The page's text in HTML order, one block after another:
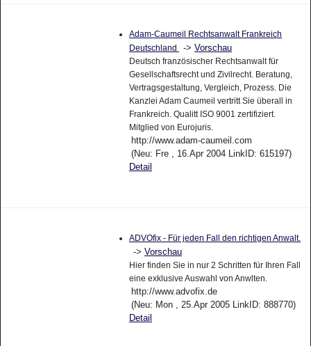
Adam-Caumeil Rechtsanwalt Frankreich
Deutschland
-> Vorschau
Deutsch französischer Rechtsanwalt für
Gesellschaftsrecht und Zivilrecht. Beratung,
Vertragsgestaltung, Vergleich, Prozess. Die
Kanzlei Adam Caumeil vertritt Sie überall in
Frankreich. Qualitt ISO 9001 zertifiziert.
Mitglied von Eurojuris.
http://www.adam-caumeil.com
(Neu: Fre , 16.Apr 2004 LinkID: 615197)
Detail
ADVOfix - Für jeden Fall den richtigen Anwalt.
-> Vorschau
Hier finden Sie in nur 2 Schritten für Ihren Fall
eine exklusive Auswahl von Anwlten.
http://www.advofix.de
(Neu: Mon , 25.Apr 2005 LinkID: 888770)
Detail